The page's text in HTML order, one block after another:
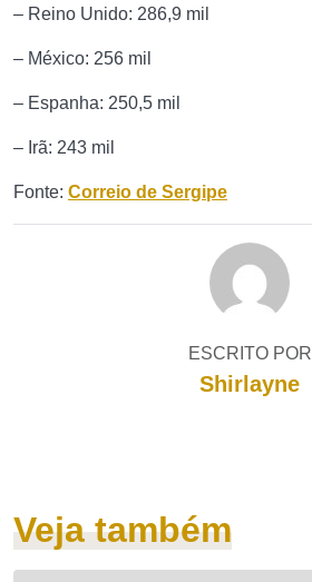
– Reino Unido: 286,9 mil
– México: 256 mil
– Espanha: 250,5 mil
– Irã: 243 mil
Fonte: Correio de Sergipe
ESCRITO POR
Shirlayne
Veja também